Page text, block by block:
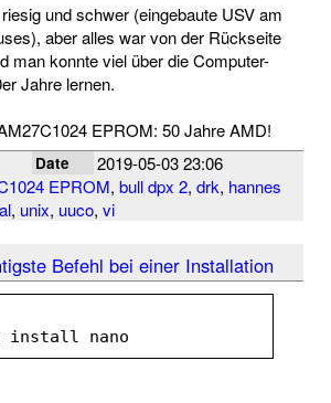
und schwer (eingebaute USV am
aber alles war von der Rückseite
man konnte viel über die Computer-
Jahre lernen.
EPROM: 50 Jahre AMD!
Date 2019-05-03 23:06
EPROM, bull dpx 2, drk, hannes
, unix, uuco, vi
Befehl bei einer Installation
install nano